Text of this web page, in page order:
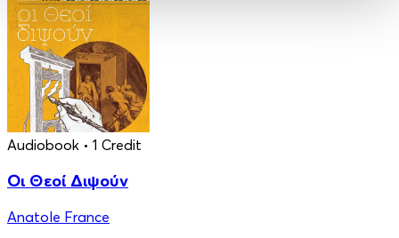
Audiobook • 1 Credit
Οι Θεοί Διψούν
Anatole France